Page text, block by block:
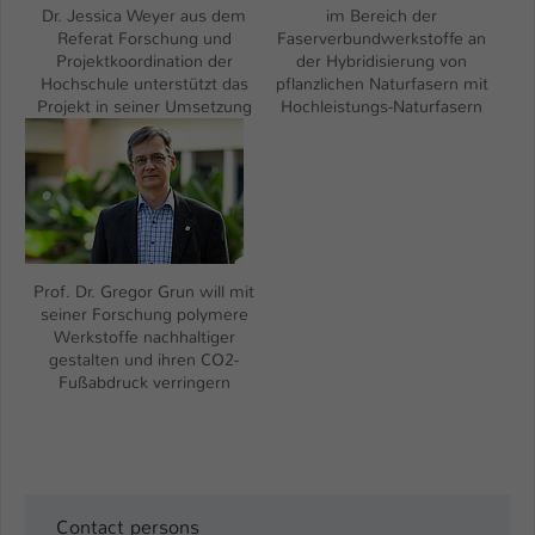
Dr. Jessica Weyer aus dem
Referat Forschung und
Projektkoordination der
Hochschule unterstützt das
Projekt in seiner Umsetzung
im Bereich der
Faserverbundwerkstoffe an
der Hybridisierung von
pflanzlichen Naturfasern mit
Hochleistungs-Naturfasern
Show larger version
Prof. Dr. Gregor Grun will mit
seiner Forschung polymere
Werkstoffe nachhaltiger
gestalten und ihren CO2-
Fußabdruck verringern
Contact persons